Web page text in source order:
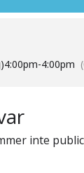
4:00pm-4:00pm
inte